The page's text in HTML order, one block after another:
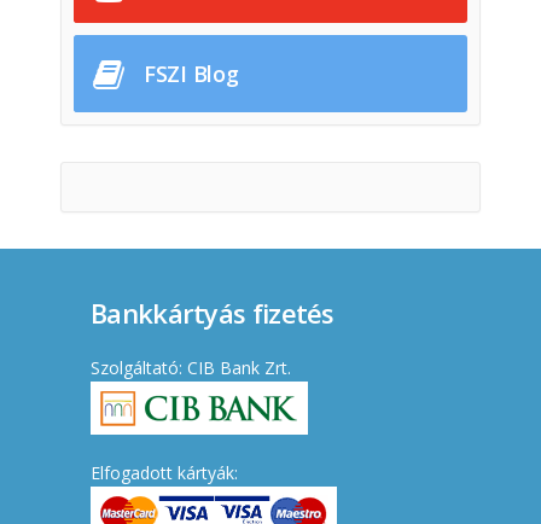
FSZI Blog
Bankkártyás fizetés
Szolgáltató: CIB Bank Zrt.
Elfogadott kártyák: